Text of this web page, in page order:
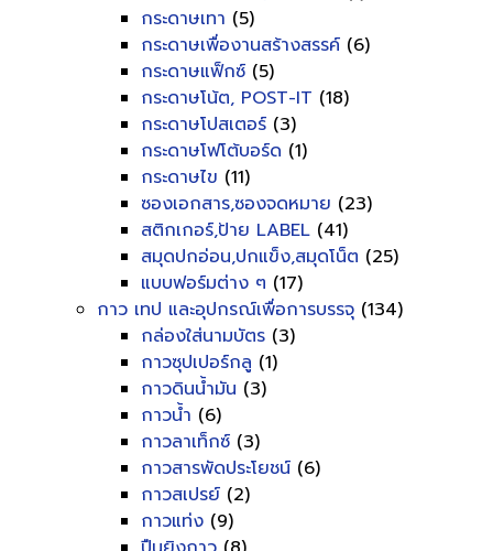
กระดาษเทา (5)
กระดาษเพื่องานสร้างสรรค์ (6)
กระดาษแฟ็กซ์ (5)
กระดาษโน้ต, POST-IT (18)
กระดาษโปสเตอร์ (3)
กระดาษโฟโต้บอร์ด (1)
กระดาษไข (11)
ซองเอกสาร,ซองจดหมาย (23)
สติกเกอร์,ป้าย LABEL (41)
สมุดปกอ่อน,ปกแข็ง,สมุดโน็ต (25)
แบบฟอร์มต่าง ๆ (17)
กาว เทป และอุปกรณ์เพื่อการบรรจุ (134)
กล่องใส่นามบัตร (3)
กาวซุปเปอร์กลู (1)
กาวดินน้ำมัน (3)
กาวน้ำ (6)
กาวลาเท็กซ์ (3)
กาวสารพัดประโยชน์ (6)
กาวสเปรย์ (2)
กาวแท่ง (9)